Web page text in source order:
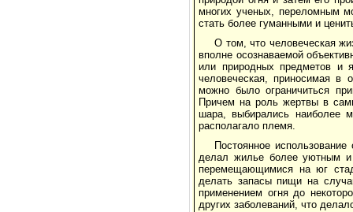
многих ученых, переломным
стать более гуманными и
О том, что человеческая
вполне осоз­наваемой
или природных предметов и
человеческая, приносимая в
можно было ограничиться
Причем на роль жертвы в
шара, выбирались наиболее
располагало племя.
Постоянное
делал жилье более уютным и
перемещающимися на юг
делать запасы пищи на
применением огня до
других заболе­ваний, что